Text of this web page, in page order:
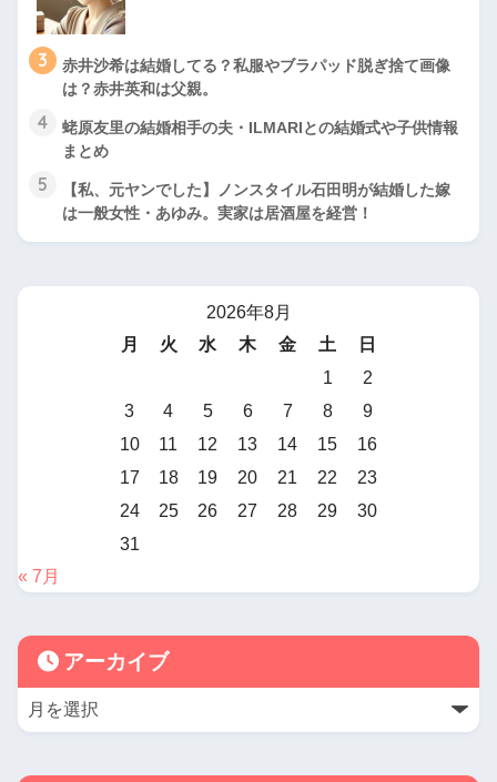
3
赤井沙希は結婚してる？私服やブラパッド脱ぎ捨て画像
は？赤井英和は父親。
4
蛯原友里の結婚相手の夫・ILMARIとの結婚式や子供情報
まとめ
5
【私、元ヤンでした】ノンスタイル石田明が結婚した嫁
は一般女性・あゆみ。実家は居酒屋を経営！
2026年8月
月
火 水 木 金 土
日
1
2
3
4 5 6 7 8
9
10
11 12 13 14 15
16
17
18 19 20 21 22
23
24
25 26 27 28 29
30
31
« 7月
アーカイブ